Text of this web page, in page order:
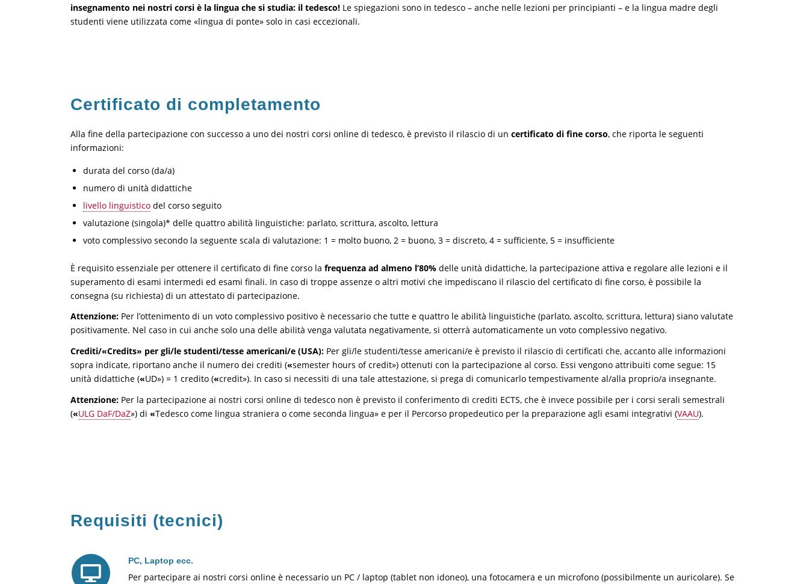
insegnamento nei nostri corsi è la lingua che si studia: il tedesco! Le spiegazioni sono in tedesco – anche nelle lezioni per principianti – e la lingua madre degli
studenti viene utilizzata come «lingua di ponte» solo in casi eccezionali.
Certificato di completamento
Alla fine della partecipazione con successo a uno dei nostri corsi online di tedesco, è previsto il rilascio di uncertificato di fine corso, che riporta le seguenti
informazioni:
durata del corso (da/a)
numero di unità didattiche
livello linguistico del corso seguito
valutazione (singola)* delle quattro abilità linguistiche: parlato, scrittura, ascolto, lettura
voto complessivo secondo la seguente scala di valutazione: 1 = molto buono, 2 = buono, 3 = discreto, 4 = sufficiente, 5 = insufficiente
È requisito essenziale per ottenere il certificato di fine corso lafrequenza ad almeno l’80% delle unità didattiche, la partecipazione attiva e regolare alle lezioni e il
superamento di esami intermedi ed esami finali. In caso di troppe assenze o altri motivi che impediscano il rilascio del certificato di fine corso, è possibile la
consegna (su richiesta) di un attestato di partecipazione.
Attenzione: Per l’ottenimento di un voto complessivo positivo è necessario che tutte e quattro le abilità linguistiche (parlato, ascolto, scrittura, lettura) siano valutate
positivamente. Nel caso in cui anche solo una delle abilità venga valutata negativamente, si otterrà automaticamente un voto complessivo negativo.
Crediti/«Credits» per gli/le studenti/tesse americani/e (USA): Per gli/le studenti/tesse americani/e è previsto il rilascio di certificati che, accanto alle informazioni
sopra indicate, riportano anche il numero dei crediti («semester hours of credit») ottenuti con la partecipazione al corso. Essi vengono attribuiti come segue: 15
unità didattiche («UD») = 1 credito («credit»). In caso si necessiti di una tale attestazione, si prega di comunicarlo tempestivamente al/alla proprio/a insegnante.
Attenzione: Per la partecipazione ai nostri corsi online di tedesco non è previsto il conferimento di crediti ECTS, che è invece possibile per i corsi serali semestrali
(«ULG DaF/DaZ») di«Tedesco come lingua straniera o come seconda lingua» e per il Percorso propedeutico per la preparazione agli esami integrativi (VAAU).
Requisiti (tecnici)
PC, Laptop ecc.
Per partecipare ai nostri corsi online è necessario un PC / laptop (tablet non idoneo), una fotocamera e un microfono (possibilmente un auricolare). Se